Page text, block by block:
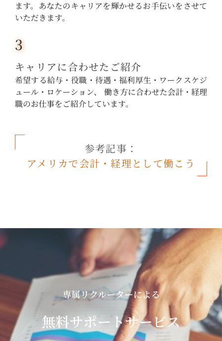
ます。あなたのキャリアを輝かせるお手伝いをさせて
いただきます。
3
キャリアに合わせたご紹介
希望する給与・役職・待遇・福利厚生・ワークスケジ
ュール・ロケーション、 働き方に合わせた会計・経理
職のお仕事をご紹介しています。
参考記事：
アメリカで会計・経理として働こう
専属リクルーターによる
無料サポートサービス